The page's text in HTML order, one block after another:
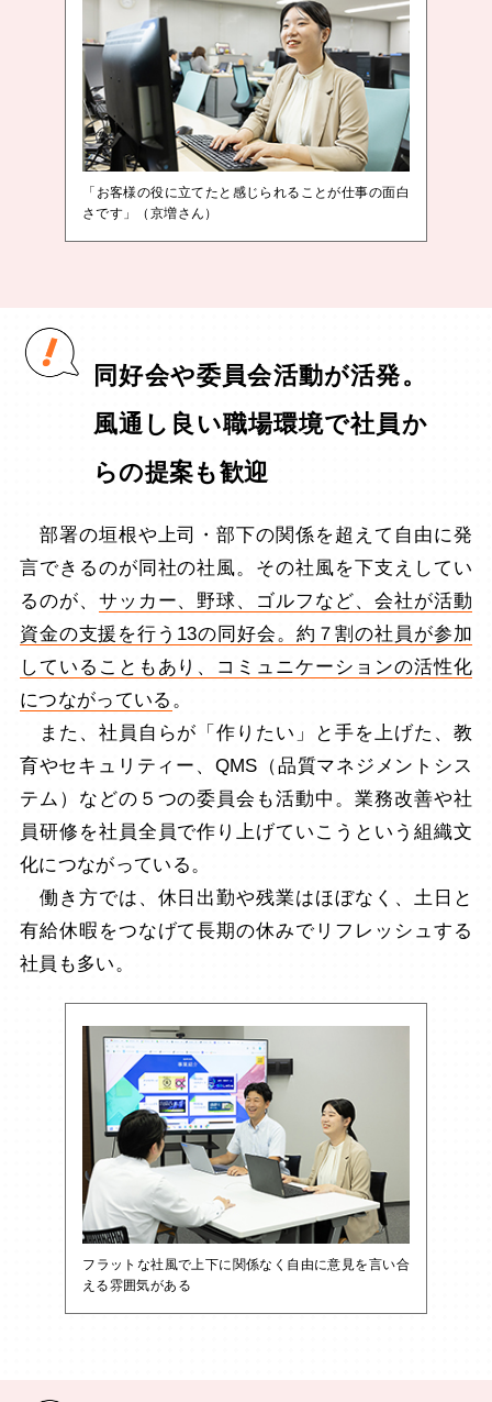
「お客様の役に立てたと感じられることが仕事の面白
さです」（京増さん）
同好会や委員会活動が活発。
風通し良い職場環境で社員か
らの提案も歓迎
部署の垣根や上司・部下の関係を超えて自由に発
言できるのが同社の社風。その社風を下支えしてい
るのが、 サッカー、野球、ゴルフなど、会社が活動
資金の支援を行う13の同好会。約７割の社員が参加
していることもあり、コミュニケーションの活性化
につながっている 。
また、社員自らが「作りたい」と手を上げた、教
育やセキュリティー、QMS（品質マネジメントシス
テム）などの５つの委員会も活動中。業務改善や社
員研修を社員全員で作り上げていこうという組織文
化につながっている。
働き方では、休日出勤や残業はほぼなく、土日と
有給休暇をつなげて長期の休みでリフレッシュする
社員も多い。
フラットな社風で上下に関係なく自由に意見を言い合
える雰囲気がある